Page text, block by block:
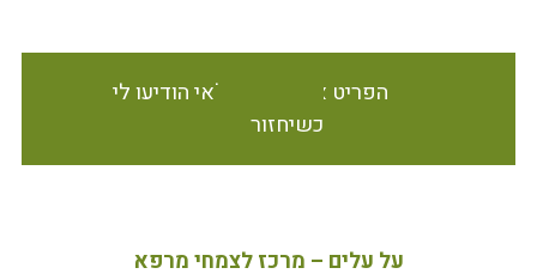
הפריט אינו זמין במלאי הודיעו לי
כשיחזור
על עלים – מרכז לצמחי מרפא